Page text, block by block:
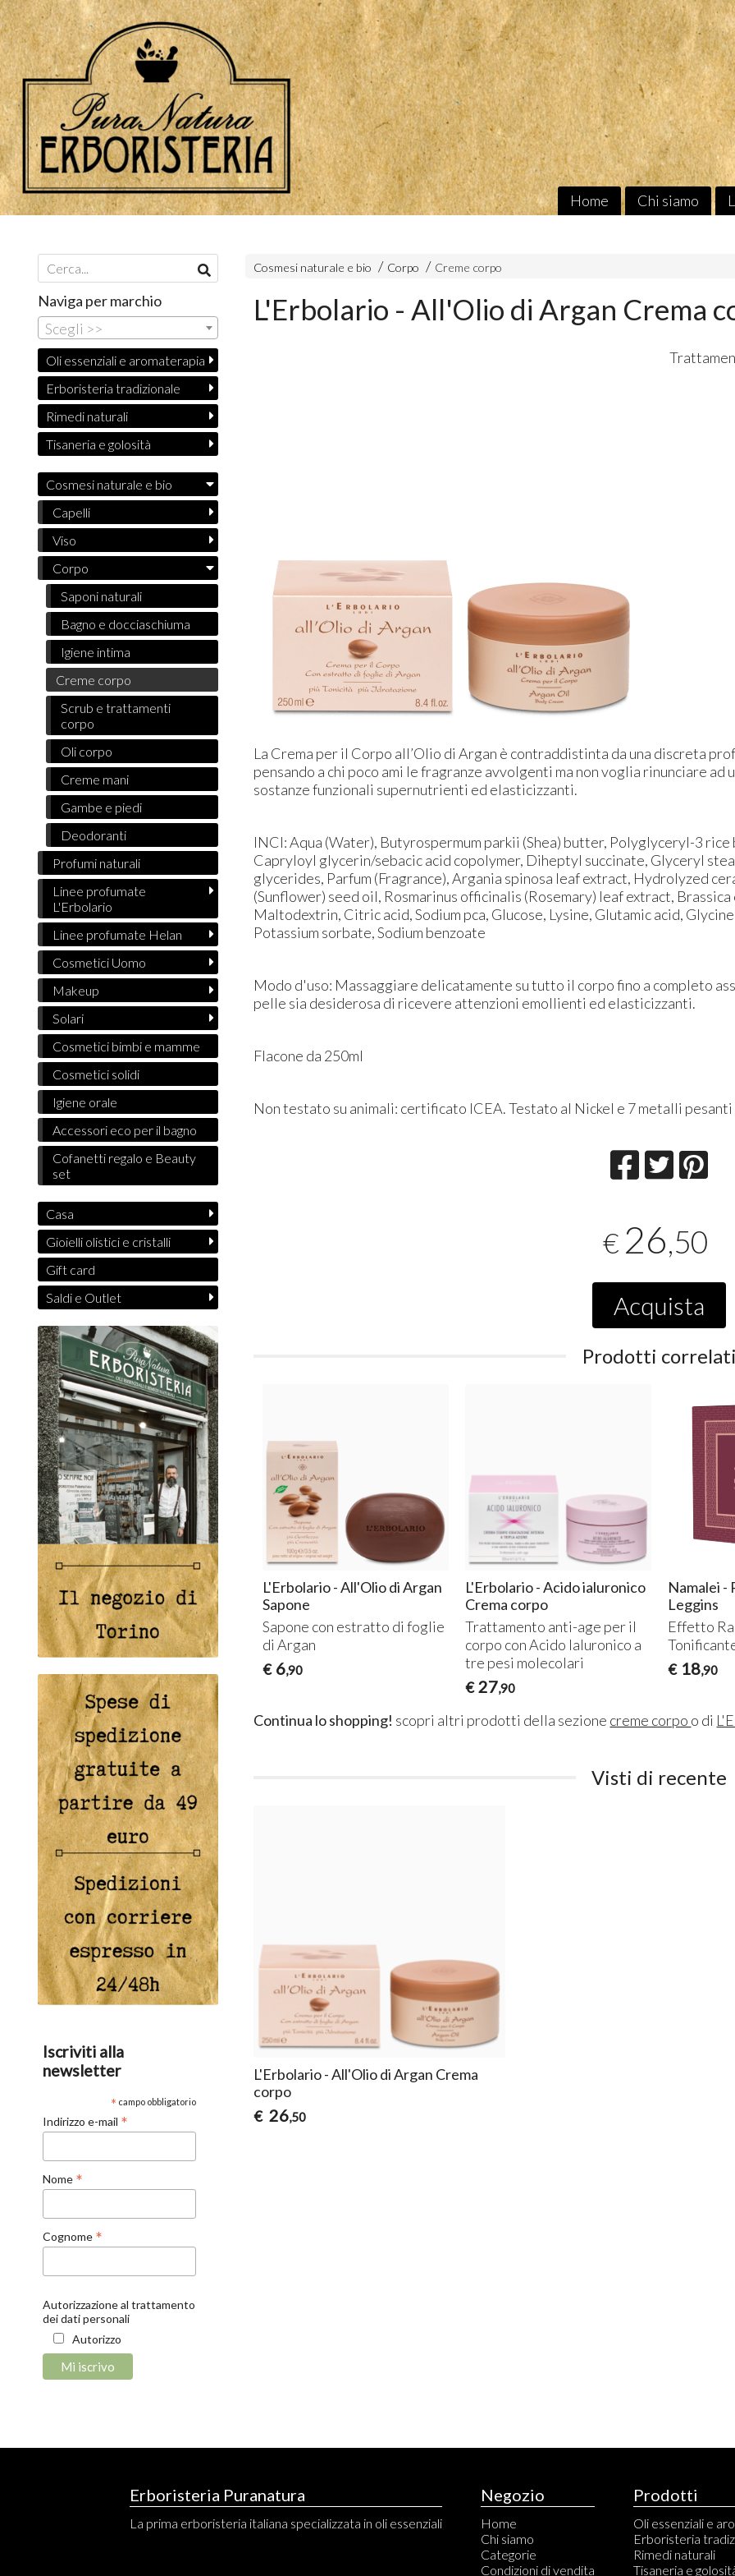
Home Chi siamo
Cosmesi naturale e bio Corpo Creme corpo
L'Erbolario - All'Olio di Argan Crema
La Crema per il Corpo all’Olio di Argan è contraddistinta da una discreta
pensando a chi poco ami le fragranze avvolgenti ma non voglia rinunciare
sostanze funzionali supernutrienti ed elasticizzanti.
INCI: Aqua (Water), Butyrospermum parkii (Shea) butter, Polyglyceryl-3
Capryloyl glycerin/sebacic acid copolymer, Diheptyl succinate, Glyceryl
glycerides, Parfum (Fragrance), Argania spinosa leaf extract, Hydrolyzed
(Sunflower) seed oil, Rosmarinus officinalis (Rosemary) leaf extract,
Maltodextrin, Citric acid, Sodium pca, Glucose, Lysine, Glutamic acid,
Potassium sorbate, Sodium benzoate
Modo d'uso: Massaggiare delicatamente su tutto il corpo fino a completo
pelle sia desiderosa di ricevere attenzioni emollienti ed elasticizzanti.
Flacone da 250ml
Non testato su animali: certificato ICEA. Testato al Nickel e 7 metalli pesanti
€ 26,50
Acquista
Prodotti
L'Erbolario - All'Olio di Argan
Sapone
Sapone con estratto di foglie
di Argan
€ 6,90
L'Erbolario - Acido ialuronico
Crema corpo
Trattamento anti-age per il
corpo con Acido Ialuronico a
tre pesi molecolari
€ 27,90
Namalei -
Leggins
Effetto
€ 18,90
Continua lo shopping! scopri altri prodotti della sezione creme corpo o di
Visti di recente
L'Erbolario - All'Olio di Argan Crema
corpo
€ 26,50
Naviga per marchio
Scegli >>
Oli essenziali e aromaterapia
Erboristeria tradizionale
Rimedi naturali
Tisaneria e golosità
Cosmesi naturale e bio
Capelli
Viso
Corpo
Saponi naturali
Bagno e docciaschiuma
Igiene intima
Creme corpo
Scrub e trattamenti
corpo
Oli corpo
Creme mani
Gambe e piedi
Deodoranti
Profumi naturali
Linee profumate
L'Erbolario
Linee profumate Helan
Cosmetici Uomo
Makeup
Solari
Cosmetici bimbi e mamme
Cosmetici solidi
Igiene orale
Accessori eco per il bagno
Cofanetti regalo e Beauty
set
Casa
Gioielli olistici e cristalli
Gift card
Saldi e Outlet
Iscriviti alla
newsletter
* campo obbligatorio
Indirizzo e-mail *
Nome *
Cognome *
Autorizzazione al trattamento
dei dati personali
Autorizzo
Erboristeria Puranatura
La prima erboristeria italiana specializzata in oli essenziali
Negozio
Home
Chi siamo
Categorie
Condizioni di vendita
Prodotti
Oli essenziali e
Erboristeria
Rimedi naturali
Tisaneria e